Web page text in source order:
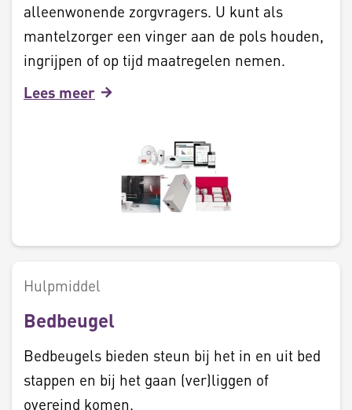
alleenwonende zorgvragers. U kunt als
mantelzorger een vinger aan de pols houden,
ingrijpen of op tijd maatregelen nemen.
Lees meer
Hulpmiddel
Bedbeugel
Bedbeugels bieden steun bij het in en uit bed
stappen en bij het gaan (ver)liggen of
overeind komen.